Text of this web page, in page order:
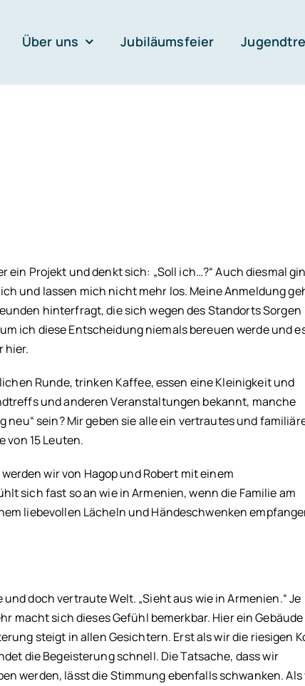
Über uns Jubiläumsfeier
Projekt und denkt sich: „Soll ich…?“ Auch diesmal
und lassen mich nicht mehr los. Meine Anmeldung
hinterfragt, die sich wegen des Standorts Sorgen
ich diese Entscheidung niemals bereuen werde und
hier.
Runde, trinken Kaffee, essen eine Kleinigkeit und
und anderen Veranstaltungen bekannt, manche
neu“ sein? Mir geben sie alle ein vertrautes und
von 15 Leuten.
wir von Hagop und Robert mit einem
sich fast so an wie in Armenien, wenn die Familie am
liebevollen Lächeln und Händeschwenken
doch vertraute Welt. „Sieht aus wie in Armenien.“ Je
macht sich dieses Gefühl bemerkbar. Hier ein
steigt in allen Gesichtern. Erst als wir die riesigen
die Begeisterung schnell. Die Tatsache, dass wir
werden, lässt die Stimmung ebenfalls schwanken. Als